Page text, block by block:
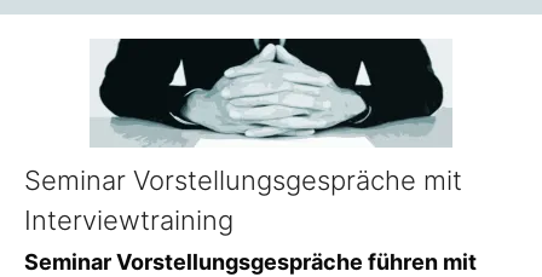
Seminar Vorstellungsgespräche mit
Interviewtraining
Seminar Vorstellungsgespräche führen mit